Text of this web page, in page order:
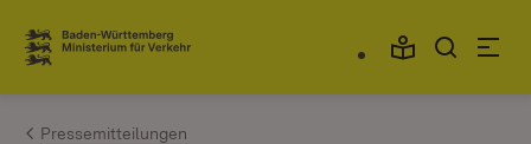
Zum Inhalt springen
Link zur Startseite
Pressemitteilungen